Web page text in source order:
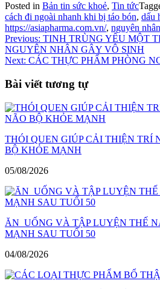
Posted in Bản tin sức khoẻ, Tin tức
cách đi ngoài nhanh khi bị táo bón, dấu
https://asiapharma.com.vn/, nguyên
Điều
hướng
viết
Previous: TINH TRÙNG YẾU MỘT
NGUYÊN NHÂN GÂY VÔ SINH
Next: CÁC THỰC PHẨM PHÒNG
Bài viết tương tự
THÓI QUEN GIÚP CẢI THIỆN TRÍ
BỘ KHỎE MẠNH
05/08/2026
ĂN UỐNG VÀ TẬP LUYỆN THẾ
MẠNH SAU TUỔI 50
04/08/2026